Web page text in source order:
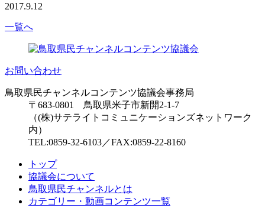
2017.9.12
一覧へ
お問い合わせ
鳥取県民チャンネルコンテンツ協議会事務局
〒683-0801 鳥取県米子市新開2-1-7
（(株)サテライトコミュニケーションズネットワーク
内）
TEL:0859-32-6103／FAX:0859-22-8160
トップ
協議会について
鳥取県民チャンネルとは
カテゴリー・動画コンテンツ一覧